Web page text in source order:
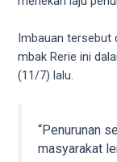
formats.
Every
porn
video
Imbauan tersebut
mbak Rerie ini
(11/7) lalu.
“Penurunan
masyarakat